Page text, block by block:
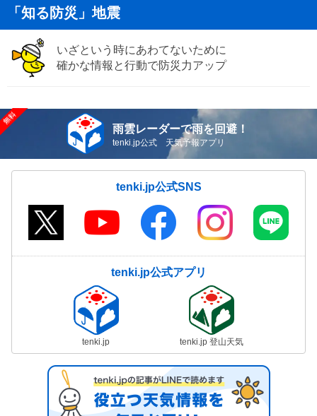
「知る防災」地震
いざという時にあわてないために
確かな情報と行動で防災力アップ
雨雲レーダーで雨を回避！
tenki.jp公式 天気予報アプリ
tenki.jp公式SNS
tenki.jp公式アプリ
tenki.jp tenki.jp 登山天気